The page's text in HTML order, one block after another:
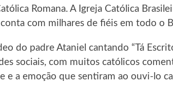
Romana. A Igreja Católica
com milhares de fiéis em todo o
do padre Ataniel cantando “Tá
sociais, com muitos católicos
e a emoção que sentiram ao ouvi-lo